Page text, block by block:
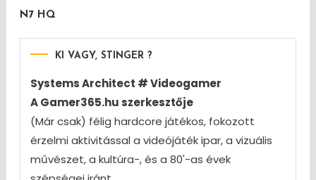
N7 HQ
KI VAGY, STINGER ?
Systems Architect # Videogamer
A Gamer365.hu szerkesztője
(Már csak) félig hardcore játékos, fokozott
érzelmi aktivitással a videójáték ipar, a vizuális
művészet, a kultúra-, és a 80'-as évek